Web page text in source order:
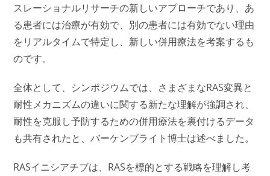
スレーショナルリサーチの新しいアプローチであり、あ
る患者には治療が有効で、別の患者には有効でない理由
をリアルタイムで特定し、新しい併用療法を考案するも
のです。
全体として、シンポジウムでは、さまざまなRAS変異と
耐性メカニズムの違いに関する新たな理解が強調され、
耐性を克服し予防するための併用療法を裏付けるデータ
も共有されたと、バーケンブライト博士は述べました。
RASイニシアチブは、RASを標的とする戦略を理解し考